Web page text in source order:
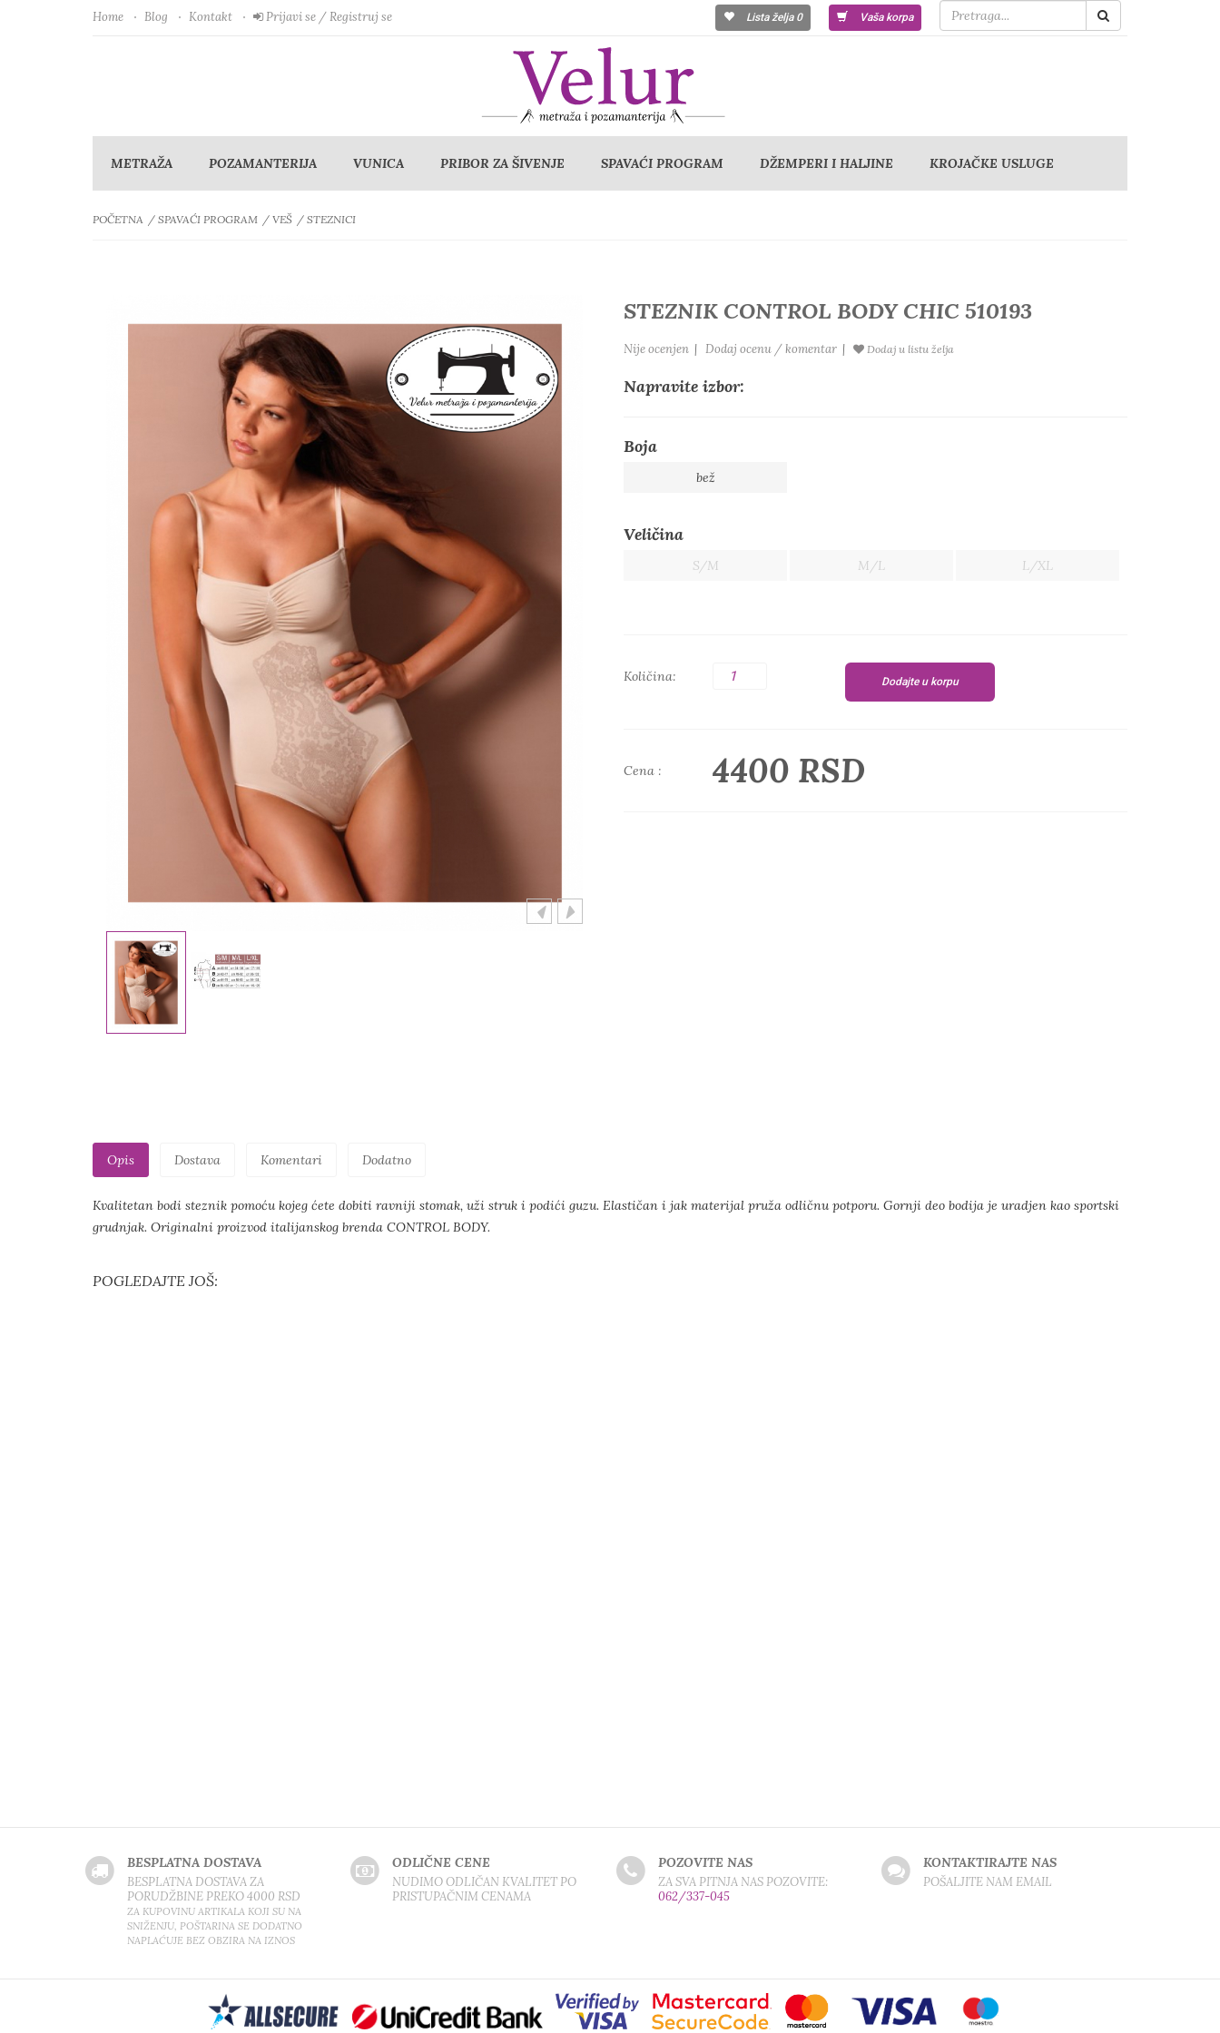
Home Blog Kontakt Prijavi se / Registruj se Lista želja 0 Vaša korpa
METRAŽA POZAMANTERIJA VUNICA PRIBOR ZA ŠIVENJE SPAVAĆI PROGRAM DŽEMPERI I HALJINE KROJAČKE USLUGE
POČETNA SPAVAĆI PROGRAM VEŠ STEZNICI
STEZNIK CONTROL BODY CHIC 510193
Nije ocenjen | Dodaj ocenu / komentar | Dodaj u listu želja
Napravite izbor:
Boja
bež
Veličina
S/M M/L L/XL
Količina: Dodajte u korpu
Cena : 4400 RSD
Opis Dostava Komentari Dodatno
Kvalitetan bodi steznik pomoću kojeg ćete dobiti ravniji stomak, uži struk i podići guzu. Elastičan i jak materijal pruža odličnu potporu. Gornji deo bodija je uradjen kao sportski
grudnjak. Originalni proizvod italijanskog brenda CONTROL BODY.
POGLEDAJTE JOŠ:
BESPLATNA DOSTAVA
BESPLATNA DOSTAVA ZA
PORUDŽBINE PREKO 4000 RSD
ZA KUPOVINU ARTIKALA KOJI SU NA
SNIŽENJU, POŠTARINA SE DODATNO
NAPLAĆUJE BEZ OBZIRA NA IZNOS
ODLIČNE CENE
NUDIMO ODLIČAN KVALITET PO
PRISTUPAČNIM CENAMA
POZOVITE NAS
ZA SVA PITNJA NAS POZOVITE:
062/337-045
KONTAKTIRAJTE NAS
POŠALJITE NAM EMAIL